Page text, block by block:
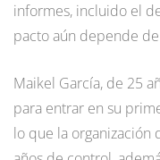
informes, incluido el
pacto aún depende
Maikel García, de 25
para entrar en su
lo que la organización